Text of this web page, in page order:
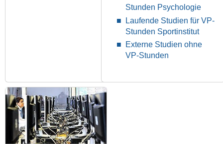
Stunden Psychologie
Laufende Studien für VP-
Stunden Sportinstitut
Externe Studien ohne
VP-Stunden